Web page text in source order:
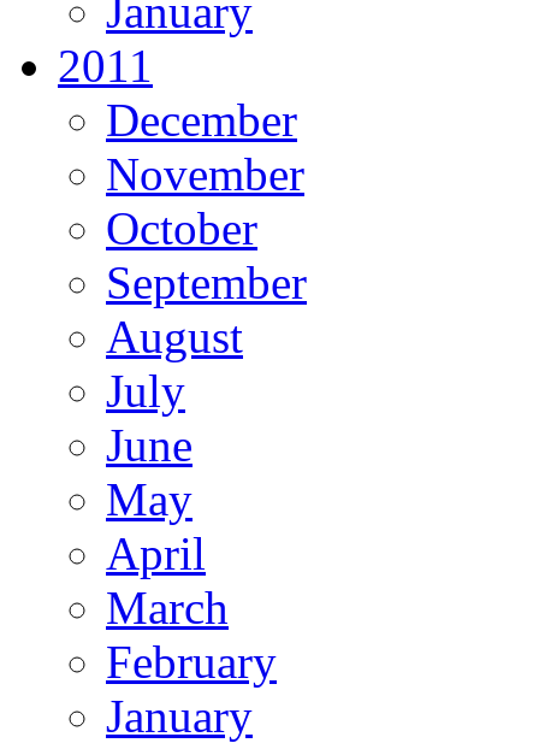
January
2011
December
November
October
September
August
July
June
May
April
March
February
January